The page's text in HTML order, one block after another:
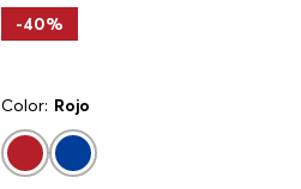
-40%
Color: Rojo